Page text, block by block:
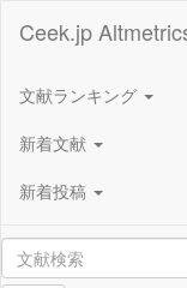
Ceek.jp
文献ランキング
新着文献
新着投稿